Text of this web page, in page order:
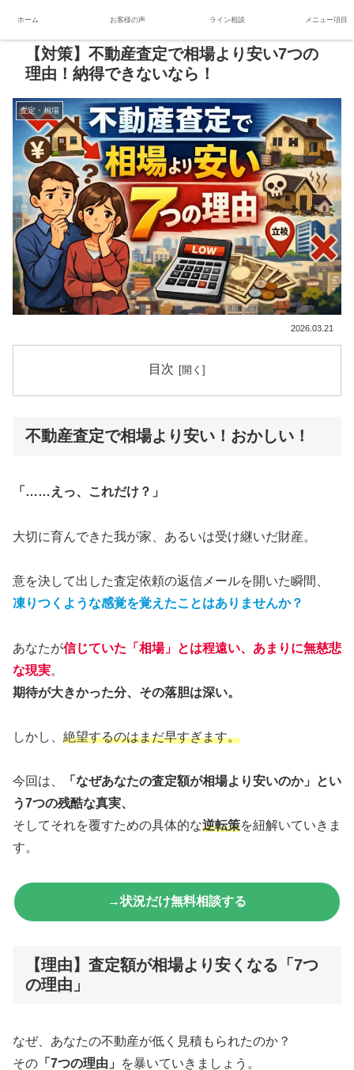
【対策】不動産査定で相場より安い7つの
理由！納得できないなら！
査定・相場
2026.03.21
目次
不動産査定で相場より安い！おかしい！
「……えっ、これだけ？」
大切に育んできた我が家、あるいは受け継いだ財産。
意を決して出した査定依頼の返信メールを開いた瞬間、
凍りつくような感覚を覚えたことはありませんか？
あなたが信じていた「相場」とは程遠い、あまりに無慈悲
な現実。
期待が大きかった分、その落胆は深い。
しかし、 絶望するのはまだ早すぎます。
今回は、
「なぜあなたの査定額が相場より安いのか」とい
う7つの残酷な真実、
そしてそれを覆すための具体的な逆転策を紐解いていきま
す。
→状況だけ無料相談する
【理由】査定額が相場より安くなる「7つ
の理由」
なぜ、あなたの不動産が低く見積もられたのか？
その 「7つの理由」 を暴いていきましょう。
ホーム お客様の声 ライン相談 メニュー項目